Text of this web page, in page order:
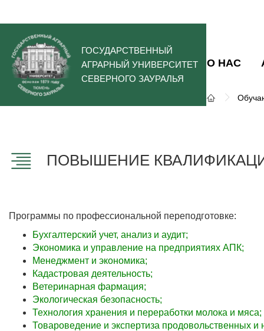
ГОСУДАРСТВЕННЫЙ
АГРАРНЫЙ УНИВЕРСИТЕТ
СЕВЕРНОГО ЗАУРАЛЬЯ
О НАС
ПОВЫШЕНИЕ
Программы по профессиональной переподготовке:
Бухгалтерский учет, анализ и аудит;
Экономика и управление на предприятиях АПК;
Менеджмент и экономика;
Кадастровая деятельность;
Ветеринарная фармация;
Экологическая безопасность;
Технология хранения и переработки молока и мяса;
Товароведение и экспертиза продовольственных